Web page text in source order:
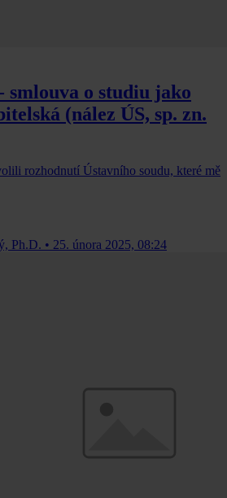
smlouva o studiu jako
(nález ÚS, sp. zn.
rozhodnutí Ústavního soudu, které mě
Ph.D. • 25. února 2025, 08:24